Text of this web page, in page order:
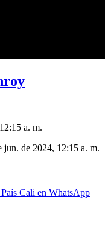
a. m.
jun. de 2024, 12:15 a. m.
Cali en WhatsApp